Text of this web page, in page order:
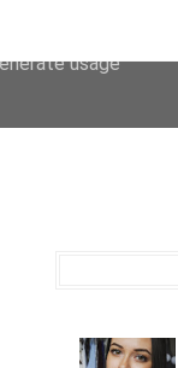
user-agent
usage